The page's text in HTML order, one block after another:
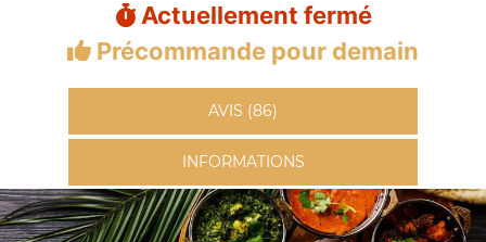
Actuellement fermé
Précommande pour demain
AVIS (86)
INFORMATIONS